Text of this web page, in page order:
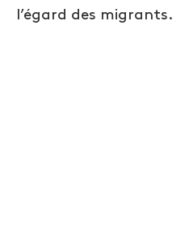
l’égard des migrants.